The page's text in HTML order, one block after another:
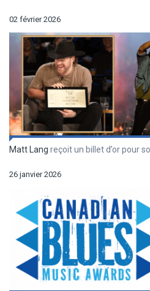
02 février 2026
Matt Lang reçoit un billet d’or pour
26 janvier 2026